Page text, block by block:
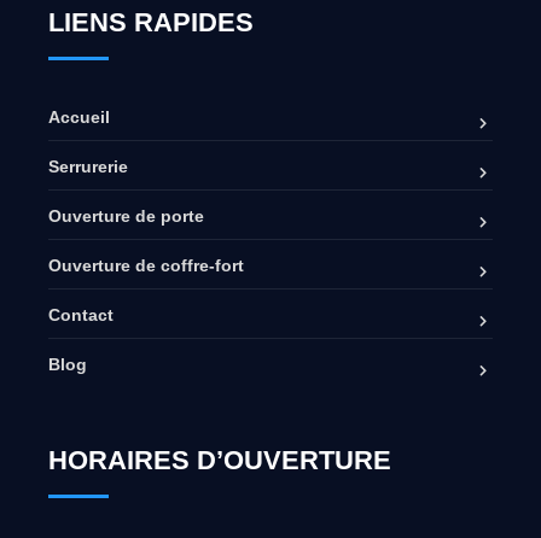
LIENS RAPIDES
Accueil
Serrurerie
Ouverture de porte
Ouverture de coffre-fort
Contact
Blog
HORAIRES D’OUVERTURE